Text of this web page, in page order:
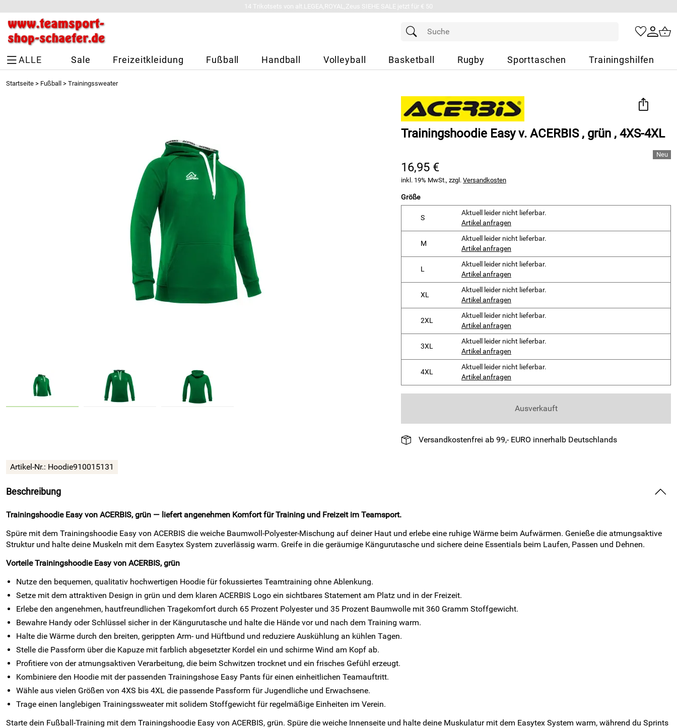
14 Trikotsets von alt.LEGEA,ROYAL,Zeus SIEHE SALE jetzt für € 50
ALLE Sale Freizeitkleidung Fußball Handball Volleyball Basketball Rugby Sporttaschen Trainingshilfen
Startseite > Fußball > Trainingssweater
Trainingshoodie Easy v. ACERBIS , grün , 4XS-4XL
16,95 €
inkl. 19% MwSt., zzgl. Versandkosten
Größe
S
Aktuell leider nicht lieferbar.
Artikel anfragen
M
Aktuell leider nicht lieferbar.
Artikel anfragen
L
Aktuell leider nicht lieferbar.
Artikel anfragen
XL
Aktuell leider nicht lieferbar.
Artikel anfragen
2XL
Aktuell leider nicht lieferbar.
Artikel anfragen
3XL
Aktuell leider nicht lieferbar.
Artikel anfragen
4XL
Aktuell leider nicht lieferbar.
Artikel anfragen
Ausverkauft
Versandkostenfrei ab 99,- EURO innerhalb Deutschlands
Artikel-Nr.: Hoodie910015131
Beschreibung
Trainingshoodie Easy von ACERBIS, grün — liefert angenehmen Komfort für Training und Freizeit im Teamsport.
Spüre mit dem Trainingshoodie Easy von ACERBIS die weiche Baumwoll-Polyester-Mischung auf deiner Haut und erlebe eine ruhige Wärme beim Aufwärmen. Genieße die atmungsaktive
Struktur und halte deine Muskeln mit dem Easytex System zuverlässig warm. Greife in die geräumige Kängurutasche und sichere deine Essentials beim Laufen, Passen und Dehnen.
Vorteile Trainingshoodie Easy von ACERBIS, grün
Nutze den bequemen, qualitativ hochwertigen Hoodie für fokussiertes Teamtraining ohne Ablenkung.
Setze mit dem attraktiven Design in grün und dem klaren ACERBIS Logo ein sichtbares Statement am Platz und in der Freizeit.
Erlebe den angenehmen, hautfreundlichen Tragekomfort durch 65 Prozent Polyester und 35 Prozent Baumwolle mit 360 Gramm Stoffgewicht.
Bewahre Handy oder Schlüssel sicher in der Kängurutasche und halte die Hände vor und nach dem Training warm.
Halte die Wärme durch den breiten, gerippten Arm- und Hüftbund und reduziere Auskühlung an kühlen Tagen.
Stelle die Passform über die Kapuze mit farblich abgesetzter Kordel ein und schirme Wind am Kopf ab.
Profitiere von der atmungsaktiven Verarbeitung, die beim Schwitzen trocknet und ein frisches Gefühl erzeugt.
Kombiniere den Hoodie mit der passenden Trainingshose Easy Pants für einen einheitlichen Teamauftritt.
Wähle aus vielen Größen von 4XS bis 4XL die passende Passform für Jugendliche und Erwachsene.
Trage einen langlebigen Trainingssweater mit solidem Stoffgewicht für regelmäßige Einheiten im Verein.
Starte dein Fußball-Training mit dem Trainingshoodie Easy von ACERBIS, grün. Spüre die weiche Innenseite und halte deine Muskulatur mit dem Easytex System warm, während du Sprints